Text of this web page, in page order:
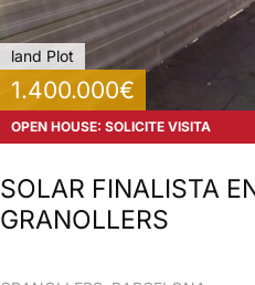
land Plot
1.400.000€
OPEN HOUSE: SOLICITE VISITA
SOLAR FINALISTA
GRANOLLERS